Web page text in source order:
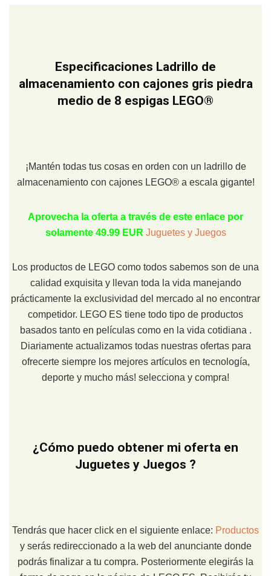
Especificaciones Ladrillo de
almacenamiento con cajones gris piedra
medio de 8 espigas LEGO®
¡Mantén todas tus cosas en orden con un ladrillo de
almacenamiento con cajones LEGO® a escala gigante!
Aprovecha la oferta a través de este enlace por
solamente 49.99 EUR Juguetes y Juegos
Los productos de LEGO como todos sabemos son de una
calidad exquisita y llevan toda la vida manejando
prácticamente la exclusividad del mercado al no encontrar
competidor. LEGO ES tiene todo tipo de productos
basados tanto en películas como en la vida cotidiana .
Diariamente actualizamos todas nuestras ofertas para
ofrecerte siempre los mejores artículos en tecnología,
deporte y mucho más! selecciona y compra!
¿Cómo puedo obtener mi oferta en
Juguetes y Juegos ?
Tendrás que hacer click en el siguiente enlace: Productos
y serás redireccionado a la web del anunciante donde
podrás finalizar a tu compra. Posteriormente elegirás la